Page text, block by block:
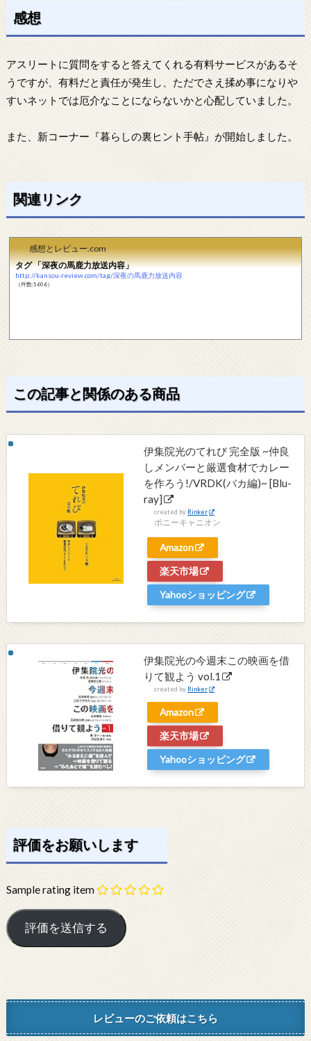
感想
アスリートに質問をすると答えてくれる有料サービスがあるそ
うですが、有料だと責任が発生し、ただでさえ揉め事になりや
すいネットでは厄介なことにならないかと心配していました。
また、新コーナー『暮らしの裏ヒント手帖』が開始しました。
関連リンク
感想とレビュー.com
タグ 「深夜の馬鹿力放送内容」
http://kansou-review.com/tag/深夜の馬鹿力放送内容
（件数:1606）
この記事と関係のある商品
伊集院光のてれび 完全版 ~仲良
しメンバーと厳選食材でカレー
を作ろう!/VRDK(バカ編)~ [Blu-
ray]
created by Rinker
ポニーキャニオン
Amazon
楽天市場
Yahooショッピング
伊集院光の今週末この映画を借
りて観よう vol.1
created by Rinker
Amazon
楽天市場
Yahooショッピング
評価をお願いします
Sample rating item
レビューのご依頼はこちら